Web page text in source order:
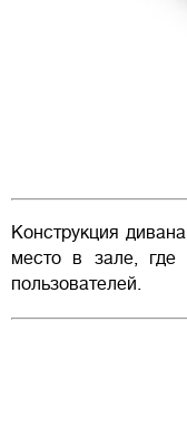
Конструкция
место в зале, где
пользователей.